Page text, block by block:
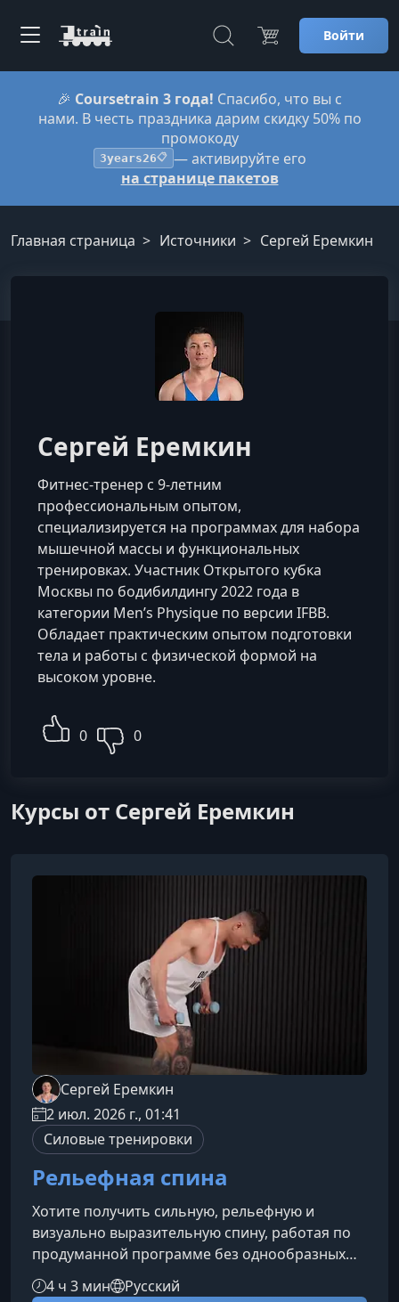
Войти
🎉 Coursetrain 3 года! Спасибо, что вы с
нами. В честь праздника дарим скидку 50% по
промокоду
3years26📋 — активируйте его
на странице пакетов
Главная страница Источники Сергей Еремкин
Сергей Еремкин
Фитнес-тренер с 9-летним
профессиональным опытом,
специализируется на программах для набора
мышечной массы и функциональных
тренировках. Участник Открытого кубка
Москвы по бодибилдингу 2022 года в
категории Men’s Physique по версии IFBB.
Обладает практическим опытом подготовки
тела и работы с физической формой на
высоком уровне.
0 0
Курсы от Сергей Еремкин
Сергей Еремкин
2 июл. 2026 г., 01:41
Силовые тренировки
Рельефная спина
Хотите получить сильную, рельефную и
визуально выразительную спину, работая по
продуманной программе без однообразных
упражнений? Этот курс поможет развить
ширину, плотность и устойчивость мышц,
4 ч 3 мин Русский